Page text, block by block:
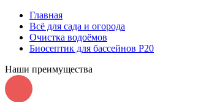
Главная
Всё для сада и огорода
Очистка водоёмов
Биосептик для бассейнов Р20
Наши преимущества